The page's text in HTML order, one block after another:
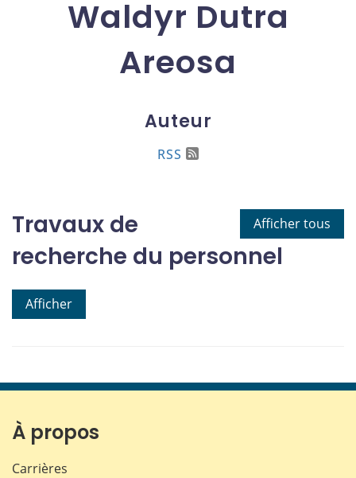
Waldyr Dutra
Areosa
Auteur
RSS
Afficher tous
Travaux de
recherche du personnel
Afficher
À propos
Carrières